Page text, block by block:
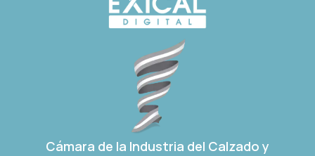
Cámara de la Industria del Calzado y